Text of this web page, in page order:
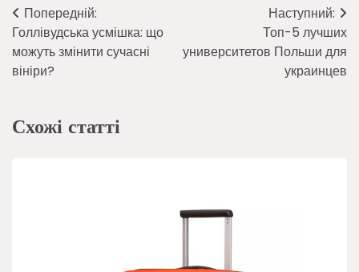
Навігація
записів
Попередній:
Голлівудська усмішка: що
можуть змінити сучасні
вініри?
Наступний:
Топ-5 лучших
университетов Польши для
украинцев
Схожі статті